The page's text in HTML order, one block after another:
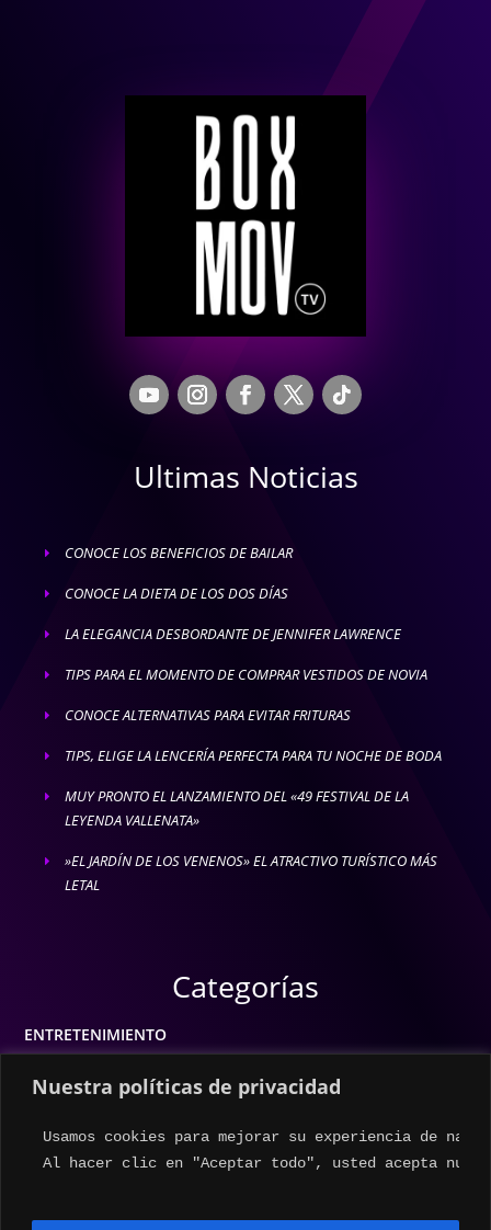
Nuestra políticas de privacidad
Usamos cookies para mejorar su experiencia de
Al hacer clic en "Aceptar todo", usted acepta
Ultimas Noticias
E CONOCE LOS BENEFICIOS DE BAILAR
E CONOCE LA DIETA DE LOS DOS DÍAS
E LA ELEGANCIA DESBORDANTE DE JENNIFER LAWRENCE
E TIPS PARA EL MOMENTO DE COMPRAR VESTIDOS DE NOVIA
E CONOCE ALTERNATIVAS PARA EVITAR FRITURAS
E TIPS, ELIGE LA LENCERÍA PERFECTA PARA TU NOCHE DE BODA
E
MUY PRONTO EL LANZAMIENTO DEL «49 FESTIVAL DE LA
LEYENDA VALLENATA»
E
»EL JARDÍN DE LOS VENENOS» EL ATRACTIVO TURÍSTICO MÁS
LETAL
Categorías
ENTRETENIMIENTO
ESTILO DE VIDA